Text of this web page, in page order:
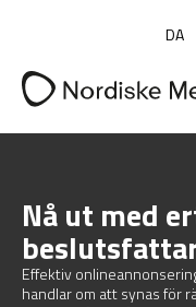
DA
Nå ut med
Effektiv
handlar om att synas för